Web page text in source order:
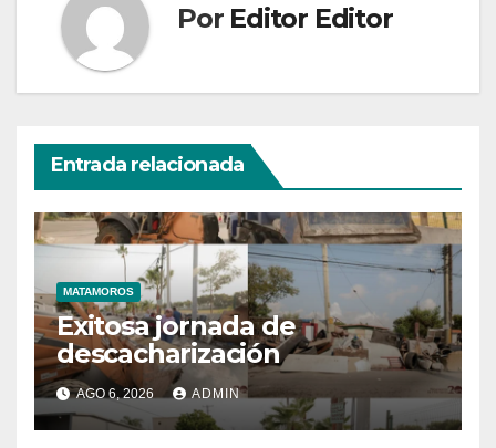
Por Editor Editor
Entrada relacionada
MATAMOROS
Exitosa jornada de
descacharización
AGO 6, 2026 ADMIN